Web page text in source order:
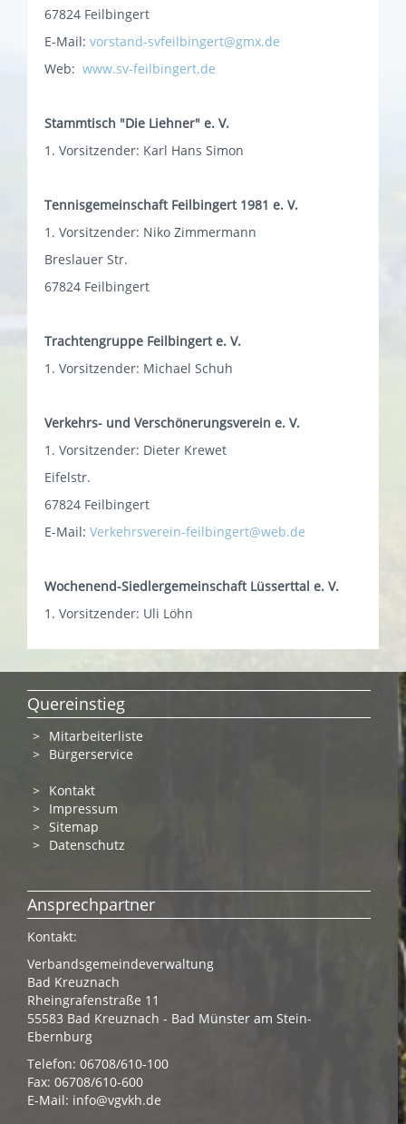
67824 Feilbingert
E-Mail: vorstand-svfeilbingert@gmx.de
Web: www.sv-feilbingert.de
Stammtisch "Die Liehner" e. V.
1. Vorsitzender: Karl Hans Simon
Tennisgemeinschaft Feilbingert 1981 e. V.
1. Vorsitzender: Niko Zimmermann
Breslauer Str.
67824 Feilbingert
Trachtengruppe Feilbingert e. V.
1. Vorsitzender: Michael Schuh
Verkehrs- und Verschönerungsverein e. V.
1. Vorsitzender: Dieter Krewet
Eifelstr.
67824 Feilbingert
E-Mail: Verkehrsverein-feilbingert@web.de
Wochenend-Siedlergemeinschaft Lüsserttal e. V.
1. Vorsitzender: Uli Löhn
Quereinstieg
Mitarbeiterliste
Bürgerservice
Kontakt
Impressum
Sitemap
Datenschutz
Ansprechpartner
Kontakt:
Verbandsgemeindeverwaltung
Bad Kreuznach
Rheingrafenstraße 11
55583 Bad Kreuznach - Bad Münster am Stein-
Ebernburg
Telefon: 06708/610-100
Fax: 06708/610-600
E-Mail: info@vgvkh.de